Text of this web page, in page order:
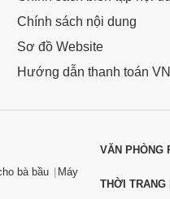
Chính sách nội dung
Sơ đồ Website
Hướng dẫn thanh toán
bà bầu
Máy
VĂN PHÒNG
THỜI TRANG